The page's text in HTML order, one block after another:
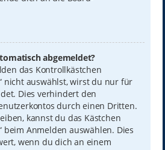
abgemeldet?
das Kontrollkästchen
nicht auswählst, wirst du nur für
Dies verhindert den
durch einen Dritten.
kannst du das Kästchen
beim Anmelden auswählen. Dies
wenn du dich an einem